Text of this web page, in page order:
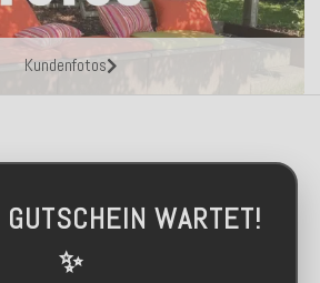
Kundenfotos
WARTET!
✨